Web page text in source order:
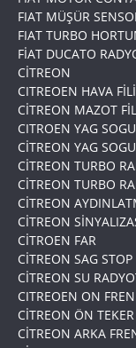
FIAT MÜŞÜR
FIAT TURBO
FİAT DUCATO
CİTREON
CITREOEN HAVA
CİTREON MAZOT
CITROEN YAG
CİTREON YAG
CİTREON TURBO
CİTREON TURBO
CİTREON
CİTREON
CİTROEN FAR
CİTREON SAG STOP
CİTREON SU
CITREOEN ON
CİTREON ÖN
CİTREON ARKA